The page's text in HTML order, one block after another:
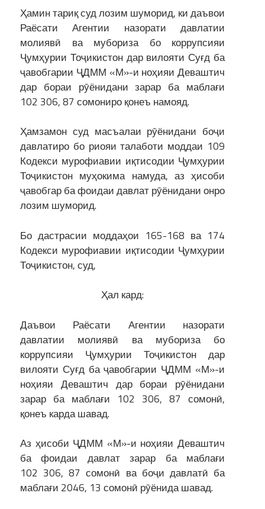
Ҳамин тариқ суд лозим шуморид, ки даъвои
Раёсати Агентии назорати давлатии
молиявӣ ва мубориза бо коррупсияи
Ҷумҳурии Тоҷикистон дар вилояти Суғд ба
ҷавобгарии ҶДММ «М»-и ноҳияи Деваштич
дар бораи рӯёнидани зарар ба маблағи
102 306, 87 сомониро қонеъ намояд.
Ҳамзамон суд масъалаи рӯёнидани боҷи
давлатиро бо риояи талаботи моддаи 109
Кодекси мурофиавии иқтисодии Ҷумҳурии
Тоҷикистон муҳокима намуда, аз ҳисоби
ҷавобгар ба фоидаи давлат рӯёнидани онро
лозим шуморид.
Бо дастрасии моддаҳои 165-168 ва 174
Кодекси мурофиавии иқтисодии Ҷумҳурии
Тоҷикистон, суд,
Ҳал кард:
Даъвои Раёсати Агентии назорати
давлатии молиявӣ ва мубориза бо
коррупсияи Ҷумҳурии Тоҷикистон дар
вилояти Суғд ба ҷавобгарии ҶДММ «М»-и
ноҳияи Деваштич дар бораи рӯёнидани
зарар ба маблағи 102 306, 87 сомонӣ,
қонеъ карда шавад.
Аз ҳисоби ҶДММ «М»-и ноҳияи Деваштич
ба фоидаи давлат зарар ба маблағи
102 306, 87 сомонӣ ва боҷи давлатӣ ба
маблағи 2046, 13 сомонӣ рӯёнида шавад.